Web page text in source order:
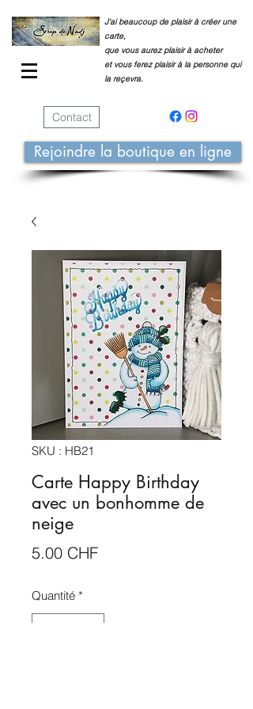
J'ai beaucoup de plaisir à créer une
carte,
que vous aurez plaisir à acheter
et vous ferez plaisir à la personne qui
la reçevra.
Contact
Rejoindre la boutique en ligne
SKU : HB21
Carte Happy Birthday
avec un bonhomme de
neige
5.00 CHFPrix
Quantité *